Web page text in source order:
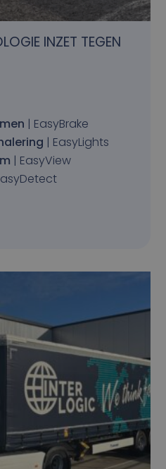
INZET TEGEN
| EasyBrake
| EasyLights
| EasyView